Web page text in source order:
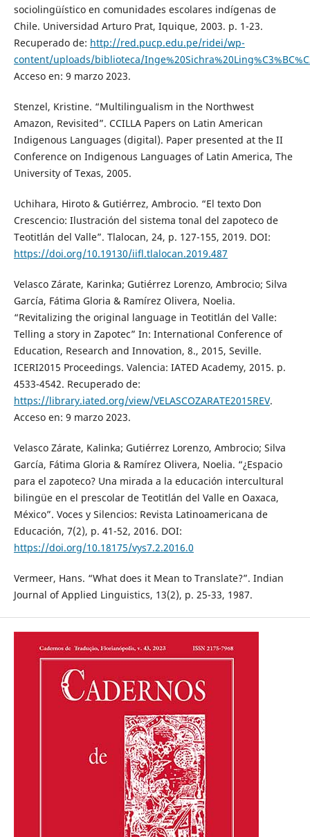
sociolingüístico en comunidades escolares indígenas de
Chile. Universidad Arturo Prat, Iquique, 2003. p. 1-23.
Recuperado de: http://red.pucp.edu.pe/ridei/wp-
content/uploads/biblioteca/
Acceso en: 9 marzo 2023.
Stenzel, Kristine. “Multilingualism in the Northwest
Amazon, Revisited”. CCILLA Papers on Latin American
Indigenous Languages (digital). Paper presented at the II
Conference on Indigenous Languages of Latin America, The
University of Texas, 2005.
Uchihara, Hiroto & Gutiérrez, Ambrocio. “El texto Don
Crescencio: Ilustración del sistema tonal del zapoteco de
Teotitlán del Valle”. Tlalocan, 24, p. 127-155, 2019. DOI:
https://doi.org/10.19130/iifl.tlalocan.2019.487
Velasco Zárate, Karinka; Gutiérrez Lorenzo, Ambrocio; Silva
García, Fátima Gloria & Ramírez Olivera, Noelia.
“Revitalizing the original language in Teotitlán del Valle:
Telling a story in Zapotec” In: International Conference of
Education, Research and Innovation, 8., 2015, Seville.
ICERI2015 Proceedings. Valencia: IATED Academy, 2015. p.
4533-4542. Recuperado de:
https://library.iated.org/view/VELASCOZARATE2015REV.
Acceso en: 9 marzo 2023.
Velasco Zárate, Kalinka; Gutiérrez Lorenzo, Ambrocio; Silva
García, Fátima Gloria & Ramírez Olivera, Noelia. “¿Espacio
para el zapoteco? Una mirada a la educación intercultural
bilingüe en el prescolar de Teotitlán del Valle en Oaxaca,
México”. Voces y Silencios: Revista Latinoamericana de
Educación, 7(2), p. 41-52, 2016. DOI:
https://doi.org/10.18175/vys7.2.2016.0
Vermeer, Hans. “What does it Mean to Translate?”. Indian
Journal of Applied Linguistics, 13(2), p. 25-33, 1987.